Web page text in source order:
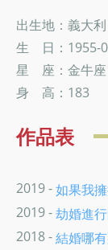
出生地：義大
生 日：1955-
星 座：金牛座
身 高：183
作品表
2019 -如果我
2019 -劫婚進
2018 -結婚哪